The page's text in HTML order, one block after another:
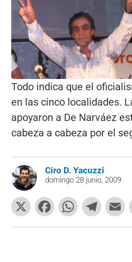
Todo indica que el
en las cinco localidades.
apoyaron a De Narváez
cabeza a cabeza por el
Ciro D. Yacuzzi
domingo 28 junio, 2009
X
F
a
W
h
T
el